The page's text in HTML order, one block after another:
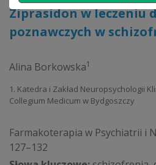
Ziprasidon w leczeniu
poznawczych w
Alina Borkowska1
1. Katedra i Zakład Neuropsychologii
Collegium Medicum w Bydgoszczy
Farmakoterapia w Psychiatrii i
127–132